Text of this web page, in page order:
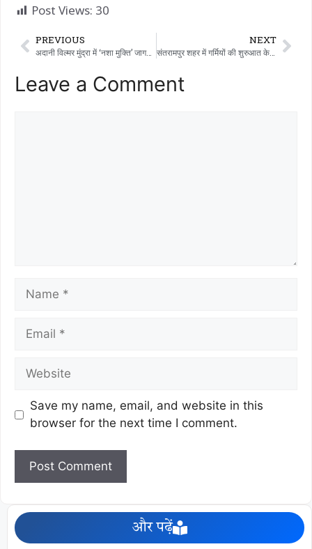
Post Views: 30
PREVIOUS
अदानी विल्मर मुंद्रा में ‘नशा मुक्ति’ जागरूकता कार्यक्रम आयोजित: राजयोग के माध्यम से स्वस्थ जीवन का मार्ग दिखाया गया।
NEXT
संतरामपुर शहर में गर्मियों की शुरुआत के साथ ही, पीने के पानी की कमी के कारण शहरवासी परेशान हैं।
Leave a Comment
Save my name, email, and website in this
browser for the next time I comment.
और पढ़ें